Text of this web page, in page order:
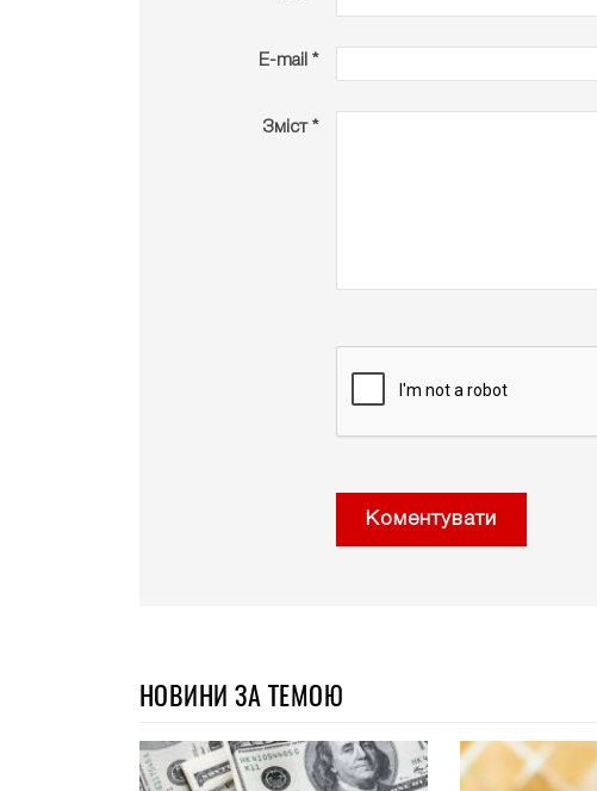
E-mail *
Зміст *
Коментувати
НОВИНИ ЗА ТЕМОЮ